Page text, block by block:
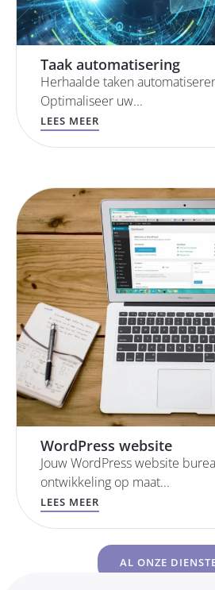
Taak automatisering
Herhaalde taken
Optimaliseer uw...
LEES MEER
WordPress website
Jouw WordPress website
ontwikkeling op maat...
LEES MEER
AL ONZE